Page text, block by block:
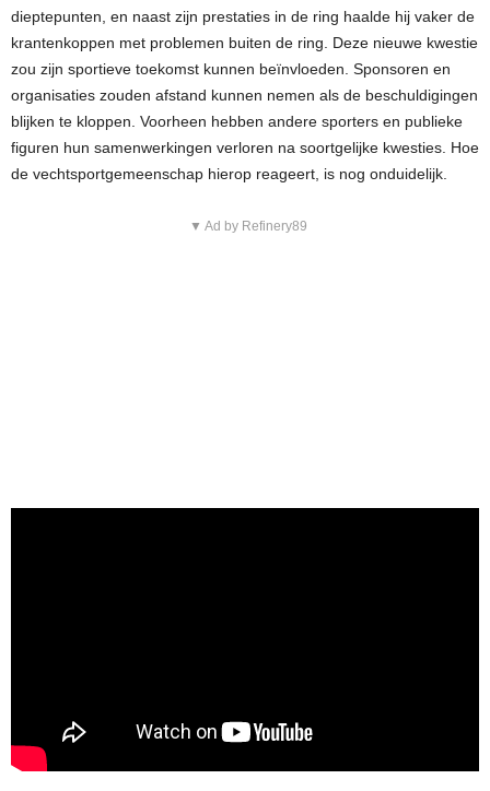
dieptepunten, en naast zijn prestaties in de ring haalde hij vaker de
krantenkoppen met problemen buiten de ring. Deze nieuwe kwestie
zou zijn sportieve toekomst kunnen beïnvloeden. Sponsoren en
organisaties zouden afstand kunnen nemen als de beschuldigingen
blijken te kloppen. Voorheen hebben andere sporters en publieke
figuren hun samenwerkingen verloren na soortgelijke kwesties. Hoe
de vechtsportgemeenschap hierop reageert, is nog onduidelijk.
▼ Ad by Refinery89